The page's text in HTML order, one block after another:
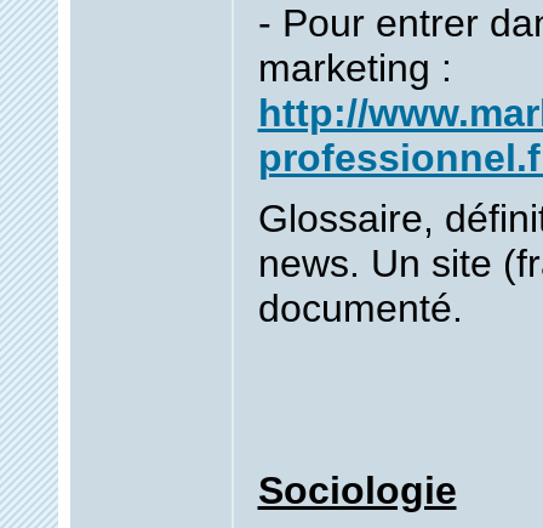
- Pour entrer
marketing :
http://
Glossaire,
news. Un site
documenté.
Sociologie